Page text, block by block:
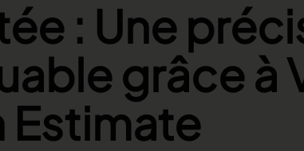
: Une
grâce à
Estimate